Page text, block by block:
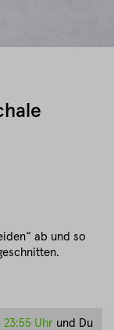
ab und so
23:55 Uhr und Du